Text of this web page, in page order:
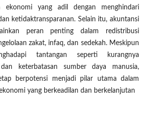
ekonomi yang adil dengan menghindari
ketidaktransparanan. Selain itu, akuntansi
peran penting dalam redistribusi
zakat, infaq, dan sedekah. Meskipun
tantangan seperti kurangnya
keterbatasan sumber daya manusia,
berpotensi menjadi pilar utama dalam
yang berkeadilan dan berkelanjutan